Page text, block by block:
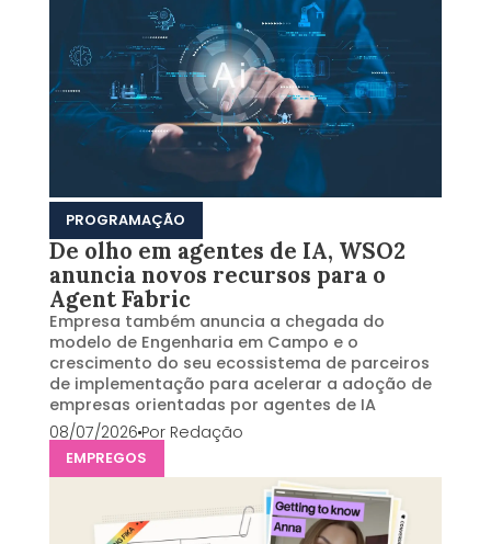
PROGRAMAÇÃO
De olho em agentes de IA, WSO2
anuncia novos recursos para o
Agent Fabric
Empresa também anuncia a chegada do
modelo de Engenharia em Campo e o
crescimento do seu ecossistema de parceiros
de implementação para acelerar a adoção de
empresas orientadas por agentes de IA
08/07/2026Por Redação
EMPREGOS